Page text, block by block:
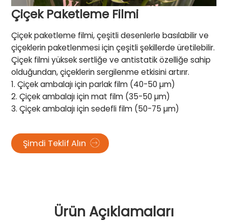
Çiçek Paketleme Filmi
Çiçek paketleme filmi, çeşitli desenlerle basılabilir ve
çiçeklerin paketlenmesi için çeşitli şekillerde üretilebilir.
Çiçek filmi yüksek sertliğe ve antistatik özelliğe sahip
olduğundan, çiçeklerin sergilenme etkisini artırır.
1. Çiçek ambalajı için parlak film (40-50 µm)
2. Çiçek ambalajı için mat film (35-50 µm)
3. Çiçek ambalajı için sedefli film (50-75 µm)
Şimdi Teklif Alın
Ürün Açıklamaları